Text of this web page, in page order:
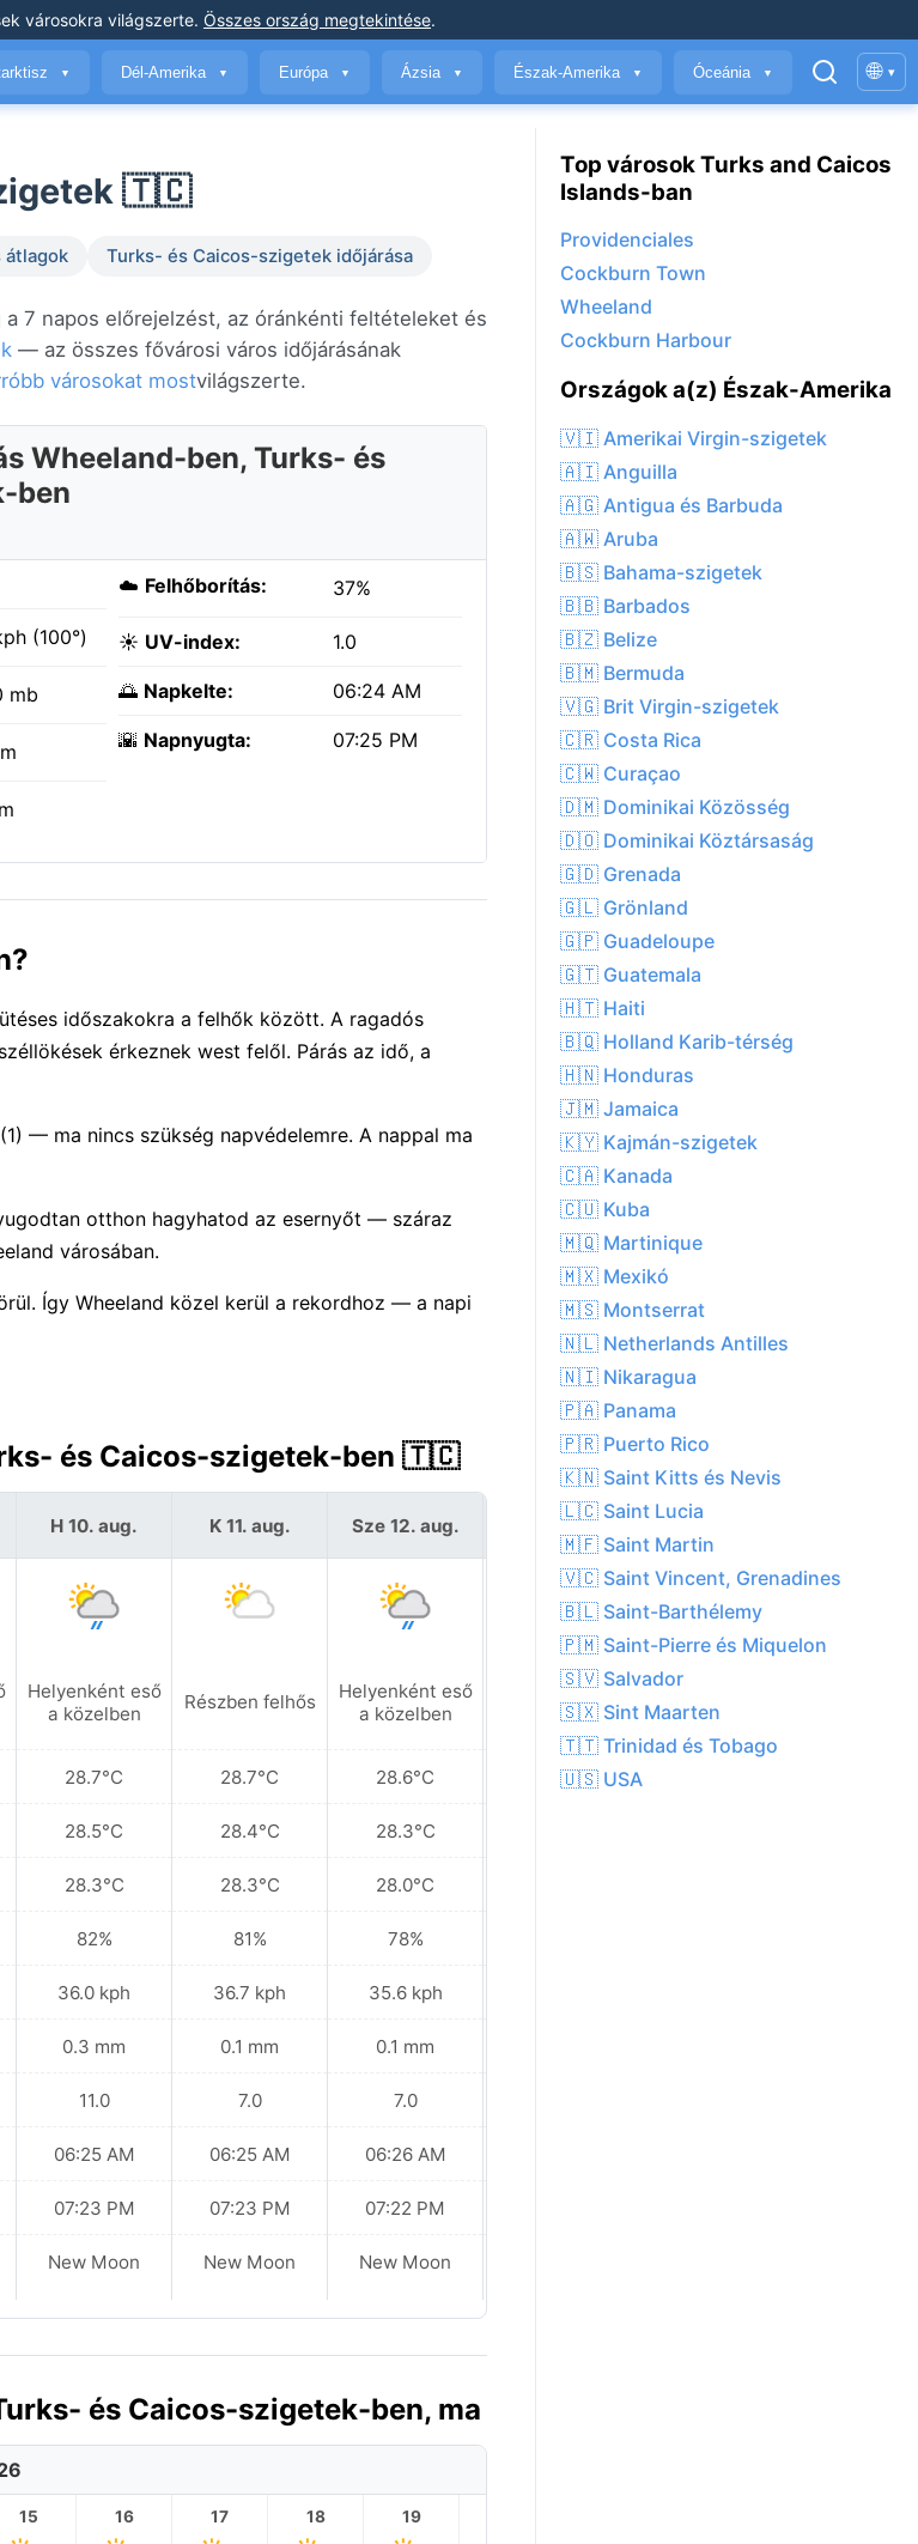
városokra világszerte. Összes ország megtekintése.
▼ Dél-Amerika ▼ Európa ▼ Ázsia ▼ Észak-Amerika ▼ Óceánia ▼ 🌐 ▾
🇹🇨
átlagok Turks- és Caicos-szigetek időjárása
7 napos előrejelzést, az óránkénti feltételeket és
— az összes fővárosi város időjárásának
városokat mostvilágszerte.
Wheeland-ben, Turks- és
ben
(100°)
mb
☁️ Felhőborítás: 37%
☀️ UV-index: 1.0
🌅 Napkelte: 06:24 AM
🌇 Napnyugta: 07:25 PM
időszakokra a felhők között. A ragadós
érkeznek west felől. Párás az idő, a
— ma nincs szükség napvédelemre. A nappal ma
otthon hagyhatod az esernyőt — száraz
városában.
Így Wheeland közel kerül a rekordhoz — a napi
és Caicos-szigetek-ben 🇹🇨
H 10. aug.
Helyenként eső
a közelben
28.7°C
28.5°C
28.3°C
82%
36.0 kph
0.3 mm
11.0
06:25 AM
07:23 PM
New Moon
K 11. aug.
Részben felhős
28.7°C
28.4°C
28.3°C
81%
36.7 kph
0.1 mm
7.0
06:25 AM
07:23 PM
New Moon
Sze 12. aug.
Helyenként eső
a közelben
28.6°C
28.3°C
28.0°C
78%
35.6 kph
0.1 mm
7.0
06:26 AM
07:22 PM
New Moon
Cs 13. aug.
Helyenként eső
a közelben
28.6°C
és Caicos-szigetek-ben, ma
15 16 17 18 19
Top városok Turks and Caicos
Islands-ban
Providenciales
Cockburn Town
Wheeland
Cockburn Harbour
Országok a(z) Észak-Amerika
🇻🇮 Amerikai Virgin-szigetek
🇦🇮 Anguilla
🇦🇬 Antigua és Barbuda
🇦🇼 Aruba
🇧🇸 Bahama-szigetek
🇧🇧 Barbados
🇧🇿 Belize
🇧🇲 Bermuda
🇻🇬 Brit Virgin-szigetek
🇨🇷 Costa Rica
🇨🇼 Curaçao
🇩🇲 Dominikai Közösség
🇩🇴 Dominikai Köztársaság
🇬🇩 Grenada
🇬🇱 Grönland
🇬🇵 Guadeloupe
🇬🇹 Guatemala
🇭🇹 Haiti
🇧🇶 Holland Karib-térség
🇭🇳 Honduras
🇯🇲 Jamaica
🇰🇾 Kajmán-szigetek
🇨🇦 Kanada
🇨🇺 Kuba
🇲🇶 Martinique
🇲🇽 Mexikó
🇲🇸 Montserrat
🇳🇱 Netherlands Antilles
🇳🇮 Nikaragua
🇵🇦 Panama
🇵🇷 Puerto Rico
🇰🇳 Saint Kitts és Nevis
🇱🇨 Saint Lucia
🇲🇫 Saint Martin
🇻🇨 Saint Vincent, Grenadines
🇧🇱 Saint-Barthélemy
🇵🇲 Saint-Pierre és Miquelon
🇸🇻 Salvador
🇸🇽 Sint Maarten
🇹🇹 Trinidad és Tobago
🇺🇸 USA